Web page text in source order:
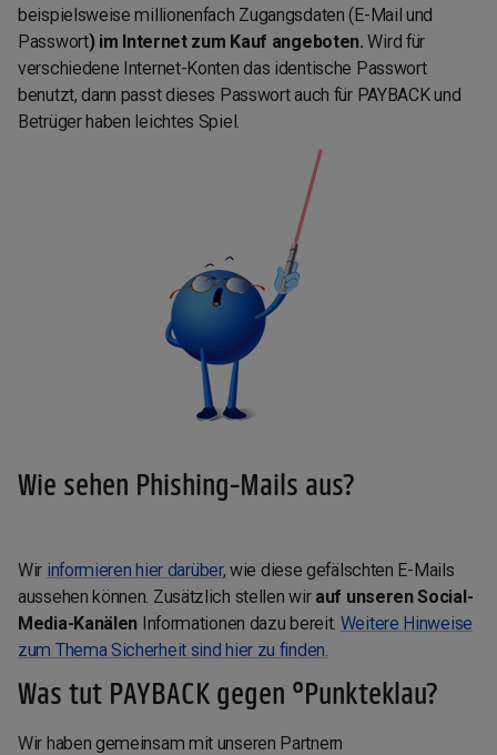
beispielsweise millionenfach Zugangsdaten (E-Mail und
Passwort) im Internet zum Kauf angeboten.Wird für
verschiedene Internet-Konten das identische Passwort
benutzt, dann passt dieses Passwort auch für PAYBACK und
Betrüger haben leichtes Spiel.
Wie sehen Phishing-Mails aus?
Wir informieren hier darüber, wie diese gefälschten E-Mails
aussehen können. Zusätzlich stellen wir auf unseren Social-
Media-Kanälen Informationen dazu bereit. Weitere Hinweise
zum Thema Sicherheit sind hier zu finden.
Was tut PAYBACK gegen °Punkteklau?
Wir haben gemeinsam mit unseren Partnern